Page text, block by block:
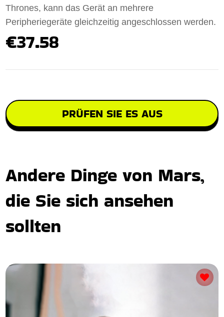
Thrones, kann das Gerät an mehrere
Peripheriegeräte gleichzeitig angeschlossen werden.
€37.58
PRÜFEN SIE ES AUS
Andere Dinge von Mars,
die Sie sich ansehen
sollten